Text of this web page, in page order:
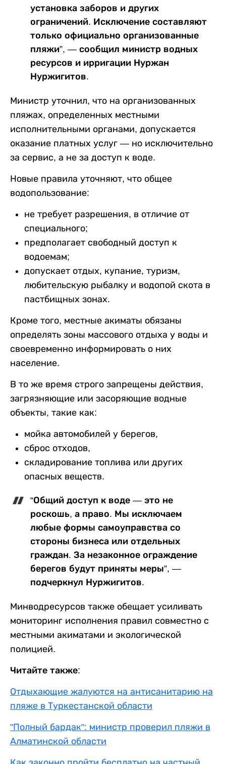
установка заборов и других
ограничений. Исключение составляют
только официально организованные
пляжи”, — сообщил министр водных
ресурсов и ирригации Нуржан
Нуржигитов.
Министр уточнил, что на организованных
пляжах, определенных местными
исполнительными органами, допускается
оказание платных услуг — но исключительно
за сервис, а не за доступ к воде.
Новые правила уточняют, что общее
водопользование:
не требует разрешения, в отличие от
специального;
предполагает свободный доступ к
водоемам;
допускает отдых, купание, туризм,
любительскую рыбалку и водопой скота в
пастбищных зонах.
Кроме того, местные акиматы обязаны
определять зоны массового отдыха у воды и
своевременно информировать о них
население.
В то же время строго запрещены действия,
загрязняющие или засоряющие водные
объекты, такие как:
мойка автомобилей у берегов,
сброс отходов,
складирование топлива или других
опасных веществ.
“Общий доступ к воде — это не
роскошь, а право. Мы исключаем
любые формы самоуправства со
стороны бизнеса или отдельных
граждан. За незаконное ограждение
берегов будут приняты меры”, —
подчеркнул Нуржигитов.
Минводресурсов также обещает усиливать
мониторинг исполнения правил совместно с
местными акиматами и экологической
полицией.
Читайте также:
Отдыхающие жалуются на антисанитарию на
пляже в Туркестанской области
"Полный бардак": министр проверил пляжи в
Алматинской области